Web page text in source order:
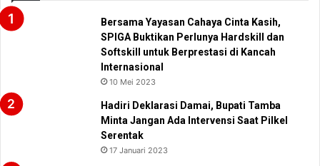
Bersama Yayasan Cahaya Cinta Kasih,
SPIGA Buktikan Perlunya Hardskill dan
Softskill untuk Berprestasi di Kancah
Internasional
10 Mei 2023
Hadiri Deklarasi Damai, Bupati Tamba
Minta Jangan Ada Intervensi Saat Pilkel
Serentak
17 Januari 2023